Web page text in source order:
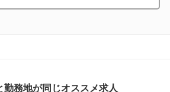
勤務地が同じオススメ求人